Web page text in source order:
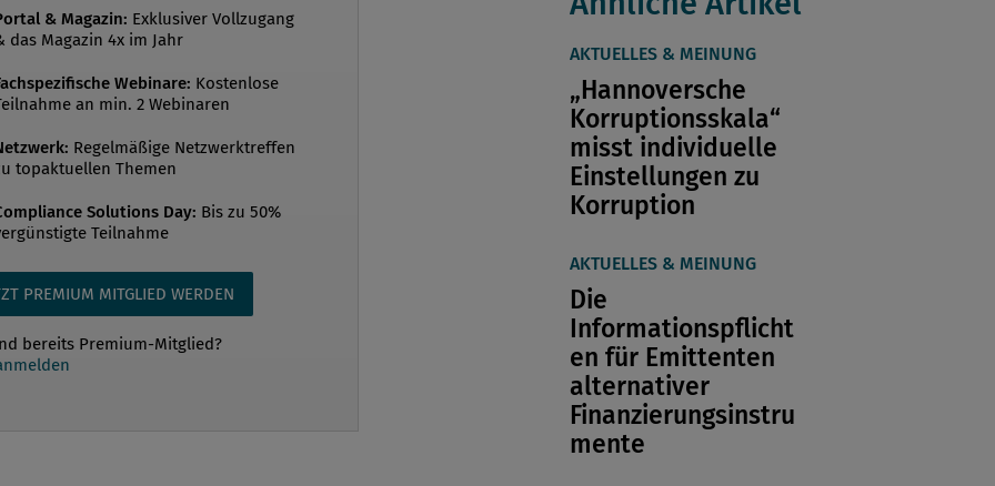
sich in erster Linie an US-
aus 2017 und 20192. Die Richtlinie
US-amerikanische Staatsanwälte bei
eines Compliance-Programms wä...
& Magazin: Exklusiver Vollzugang
das Magazin 4x im Jahr
Webinare: Kostenlose
an min. 2 Webinaren
Regelmäßige Netzwerktreffen
topaktuellen Themen
Solutions Day: Bis zu 50%
Teilnahme
PREMIUM MITGLIED WERDEN
bereits Premium-Mitglied?
AKTUELLES & MEINUNG
„Hannoversche
Korruptionsskala“
misst individuelle
Einstellungen zu
Korruption
AKTUELLES & MEINUNG
Die
Informationspflicht
en für Emittenten
alternativer
Finanzierungsinstru
mente